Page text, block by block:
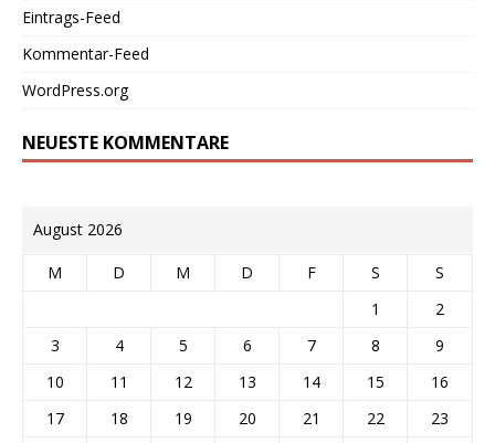
Eintrags-Feed
Kommentar-Feed
WordPress.org
NEUESTE KOMMENTARE
August 2026
M D M D F S
S
1
2
3
4 5 6 7 8
9
10
11 12 13 14 15
16
17
18 19 20 21 22
23